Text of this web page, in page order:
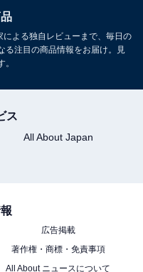
スにて約80分／湯浅御
」より車で約48km
よる独自レビューまで、毎日の
る注目の商品情報をお届け。見
ス
All About Japan
広告掲載
著作権・商標・免責事項
All About ニュースについて